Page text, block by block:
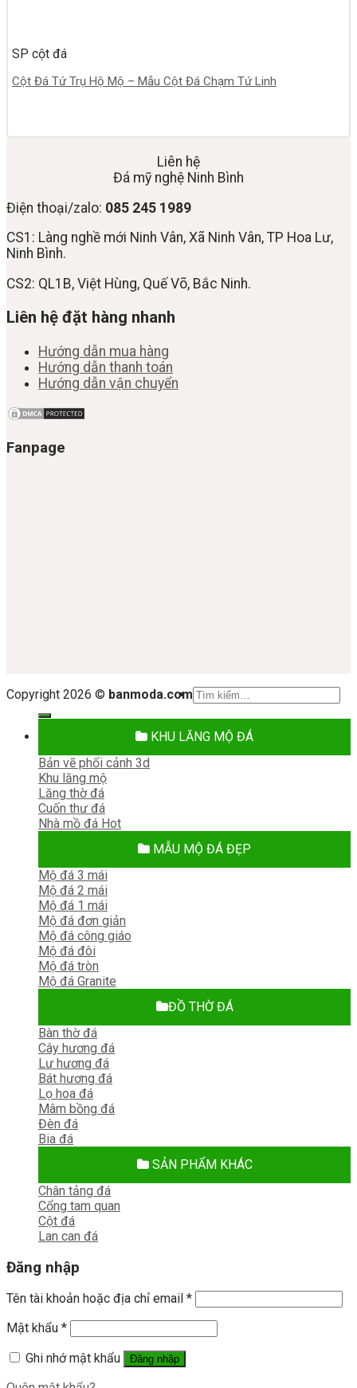
SP cột đá
Cột Đá Tứ Trụ Hộ Mộ – Mẫu Cột Đá Chạm Tứ Linh
Liên hệ
Đá mỹ nghệ Ninh Bình
Điện thoại/zalo: 085 245 1989
CS1: Làng nghề mới Ninh Vân, Xã Ninh Vân, TP Hoa Lư,
Ninh Bình.
CS2: QL1B, Việt Hùng, Quế Võ, Bắc Ninh.
Liên hệ đặt hàng nhanh
Hướng dẫn mua hàng
Hướng dẫn thanh toán
Hướng dẫn vận chuyển
Fanpage
Copyright 2026 © banmoda.com Tìm
kiếm:
KHU LĂNG MỘ ĐÁ
Bản vẽ phối cảnh 3d
Khu lăng mộ
Lăng thờ đá
Cuốn thư đá
Nhà mồ đá
MẪU MỘ ĐÁ ĐẸP
Mộ đá 3 mái
Mộ đá 2 mái
Mộ đá 1 mái
Mộ đá đơn giản
Mộ đá công giáo
Mộ đá đôi
Mộ đá tròn
Mộ đá Granite
ĐỒ THỜ ĐÁ
Bàn thờ đá
Cây hương đá
Lư hương đá
Bát hương đá
Lọ hoa đá
Mâm bồng đá
Đèn đá
Bia đá
SẢN PHẨM KHÁC
Chân tảng đá
Cổng tam quan
Cột đá
Lan can đá
Đăng nhập
Tên tài khoản hoặc địa chỉ email *
Mật khẩu *
Ghi nhớ mật khẩu
Đăng nhập